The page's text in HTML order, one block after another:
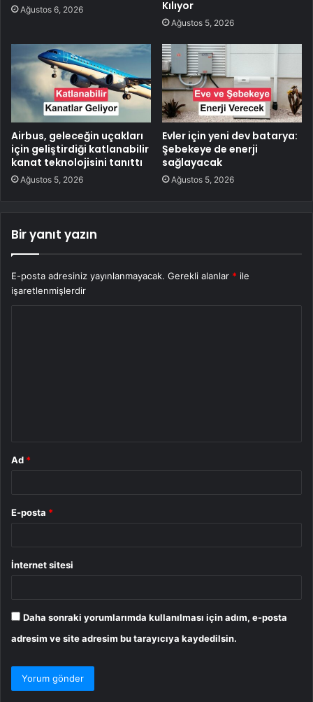
Ağustos 6, 2026 Kılıyor
Ağustos 5, 2026
Airbus, geleceğin uçakları
için geliştirdiği katlanabilir
kanat teknolojisini tanıttı
Ağustos 5, 2026
Evler için yeni dev batarya:
Şebekeye de enerji
sağlayacak
Ağustos 5, 2026
Bir yanıt yazın
E-posta adresiniz yayınlanmayacak. Gerekli alanlar * ile
işaretlenmişlerdir
Ad *
E-posta *
İnternet sitesi
Daha sonraki yorumlarımda kullanılması için adım, e-posta
adresim ve site adresim bu tarayıcıya kaydedilsin.